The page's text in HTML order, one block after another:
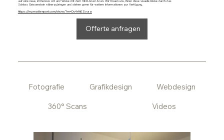
auf eine neue, immersive Art und Weise mit dem 360-Grad-Scan. Wir freuen uns, Ihnen diese visuelle Reise durch das
Schloss Geissenstein näherzubringen und stehen gerne für weitere Informationen zur Verfügung.
https://my.matterport.com/show/?m=Dc4rfhESvaa
Offerte anfragen
Fotografie Grafikdesign Webdesign
360° Scans Videos